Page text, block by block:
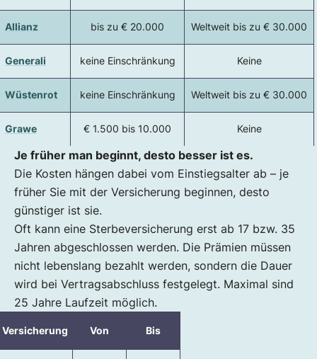
Allianz bis zu € 20.000 Weltweit bis zu € 30.000
Generali keine Einschränkung Keine
Wüstenrot keine Einschränkung Weltweit bis zu € 30.000
Grawe € 1.500 bis 10.000 Keine
Je früher man beginnt, desto besser ist es.
Die Kosten hängen dabei vom Einstiegsalter ab – je
früher Sie mit der Versicherung beginnen, desto
günstiger ist sie.
Oft kann eine Sterbeversicherung erst ab 17 bzw. 35
Jahren abgeschlossen werden. Die Prämien müssen
nicht lebenslang bezahlt werden, sondern die Dauer
wird bei Vertragsabschluss festgelegt. Maximal sind
25 Jahre Laufzeit möglich.
Versicherung Von Bis